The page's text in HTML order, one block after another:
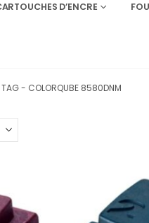
D’ENCRE
TAG - COLORQUBE 8580DNM